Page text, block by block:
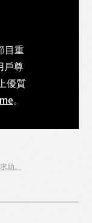
目重
戶尊
優質
。
助。